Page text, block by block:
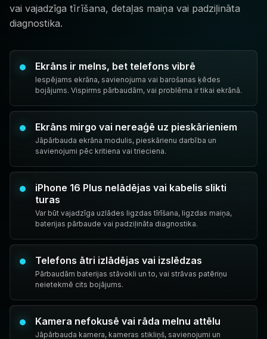
vai vajadzīga tīrīšana, detaļas maiņa vai padziļināta
diagnostika.
Ekrāns ir melns, bet telefons vibrē
Iespējams ekrāna, savienojuma vai barošanas ķēdes
bojājums. Vispirms pārbaudām, vai problēma ir tikai ekrānā.
Ekrāns mirgo vai nereaģē uz pieskārieniem
Jāpārbauda ekrāna modulis, pieskārienu darbība un
savienojumi pēc kritiena vai trieciena.
iPhone 16 Plus nelādējas vai kabelis slikti
turas
Var būt vajadzīga uzlādes ligzdas tīrīšana, ligzdas maiņa,
baterijas pārbaude vai padziļināta diagnostika.
Telefons ātri izlādējas vai izslēdzas
Pārbaudām baterijas stāvokli un to, vai strāvas patēriņu
neietekmē cits bojājums.
Kamera nefokusē vai rāda melnu attēlu
Jāpārbauda kamera, kameras stikliņš, savienojumi un